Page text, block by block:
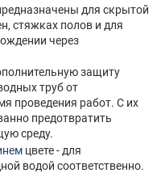
для скрытой
стяжках полов и для
через
защиту
труб от
проведения работ. С их
предотвратить
среду.
цвете - для
водой соответственно.